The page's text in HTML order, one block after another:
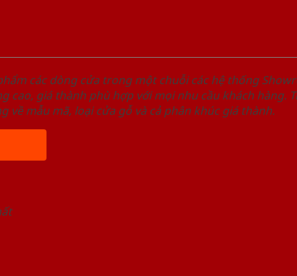
các dòng cửa trong một chuỗi các hệ thống
giá thành phù hợp với mọi nhu cầu khách hàng.
về mẫu mã, loại cửa gỗ và cả phân khúc giá thành.